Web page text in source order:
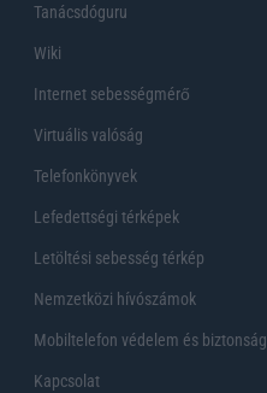
Tanácsdóguru
Wiki
Internet sebességmérő
Virtuális valóság
Telefonkönyvek
Lefedettségi térképek
Letöltési sebesség térkép
Nemzetközi hívószámok
Mobiltelefon védelem és biztonság
Kapcsolat